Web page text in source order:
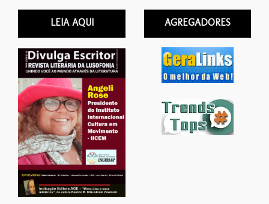
LEIA AQUI AGREGADORES